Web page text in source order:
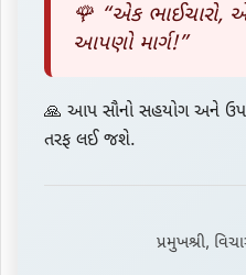
🌹 “એક ભાઈચારો,
આપણો માર્ગ!”
🙏 આપ સૌનો સહયોગ અને
તરફ લઈ જશે.
પ્રમુખશ્રી,